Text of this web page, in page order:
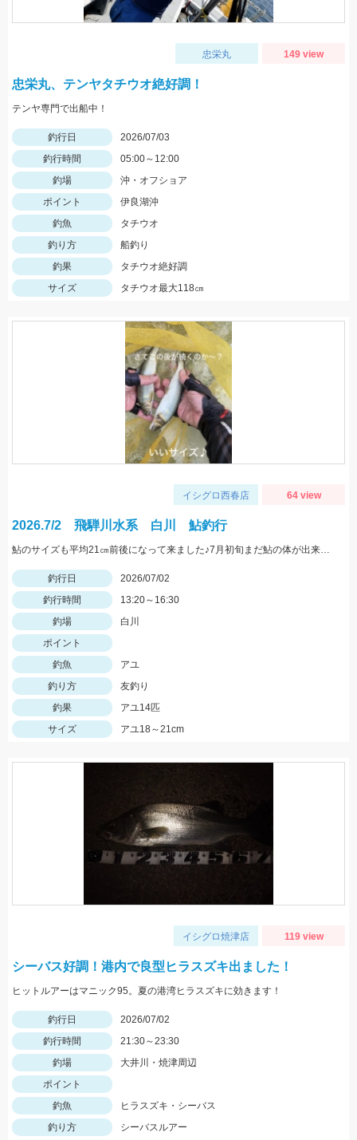
忠栄丸 149 view
忠栄丸、テンヤタチウオ絶好調！
テンヤ専門で出船中！
釣行日
2026/07/03
釣行時間
05:00～12:00
釣場
沖・オフショア
ポイント
伊良湖沖
釣魚
タチウオ
釣り方
船釣り
釣果
タチウオ絶好調
サイズ
タチウオ最大118㎝
イシグロ西春店 64 view
2026.7/2 飛騨川水系 白川 鮎釣行
鮎のサイズも平均21㎝前後になって来ました♪7月初旬まだ鮎の体が出来上がる少し前で高水の後などで身が柔らかく タメ過ぎると身切れになる為、抜きを早目にしました銀影競技T90(スイッチパーツ85使用)パワータイプにチェンジ今後、釣行に行かれる際はパワータイプの竿も持って行かれる事をおすすめします
釣行日
2026/07/02
釣行時間
13:20～16:30
釣場
白川
ポイント
釣魚
アユ
釣り方
友釣り
釣果
アユ14匹
サイズ
アユ18～21cm
イシグロ焼津店 119 view
シーバス好調！港内で良型ヒラスズキ出ました！
ヒットルアーはマニック95。夏の港湾ヒラスズキに効きます！
釣行日
2026/07/02
釣行時間
21:30～23:30
釣場
大井川・焼津周辺
ポイント
釣魚
ヒラスズキ・シーバス
釣り方
シーバスルアー